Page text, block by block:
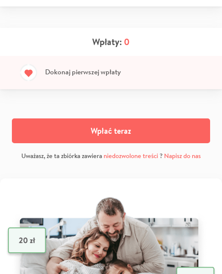
Wpłaty: 0
Dokonaj pierwszej wpłaty
Wpłać teraz
Uważasz, że ta zbiórka zawiera niedozwolone treści? Napisz do nas